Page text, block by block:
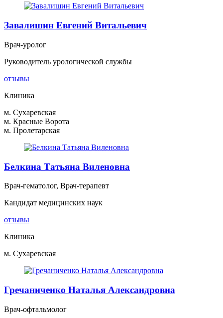
Завалишин Евгений Витальевич
Врач-уролог
Руководитель урологической службы
отзывы
Клиника
м. Сухаревская
м. Красные Ворота
м. Пролетарская
Белкина Татьяна Виленовна
Врач-гематолог, Врач-терапевт
Кандидат медицинских наук
отзывы
Клиника
м. Сухаревская
Гречаниченко Наталья Александровна
Врач-офтальмолог